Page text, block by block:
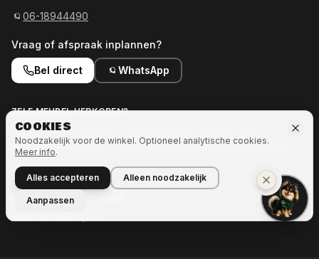
06-18944490
Vraag of afspraak inplannen?
Bel direct WhatsApp
ZELF MEUBEL VERKOPEN?
Wij halen op, stylen en verkopen jouw meubel via de
showroom en online — tot 50% van de opbrengst voor jou.
Meld je meubel aan →
OOK INTERESSE IN MEER?
COOKIES
Noodzakelijk voor de winkel. Optioneel analytische cookies.
Meer info.
Alles accepteren Alleen noodzakelijk
Aanpassen